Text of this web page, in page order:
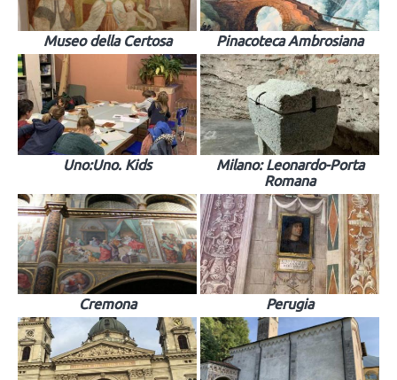
Museo della Certosa Pinacoteca Ambrosiana
Uno:Uno. Kids
Milano: Leonardo-Porta
Romana
Cremona Perugia